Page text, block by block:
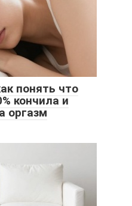
понять что
кончила и
оргазм